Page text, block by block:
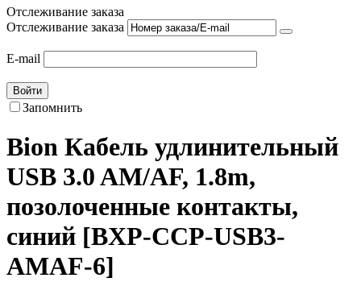
Отслеживание заказа
Отслеживание заказа
E-mail
Войти
Запомнить
Bion Кабель удлинительный
USB 3.0 AM/AF, 1.8m,
позолоченные контакты,
синий [BXP-CCP-USB3-
AMAF-6]